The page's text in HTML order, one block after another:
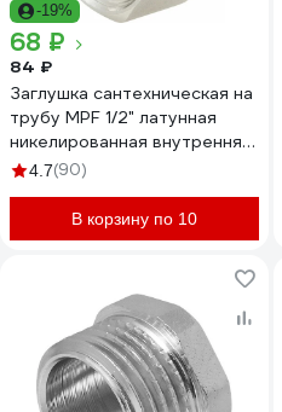
-19%
68 ₽
84 ₽
Заглушка сантехническая на
трубу MPF 1/2" латунная
никелированная внутренняя
резьба ИС.072283
4.7(90)
В корзину по 10